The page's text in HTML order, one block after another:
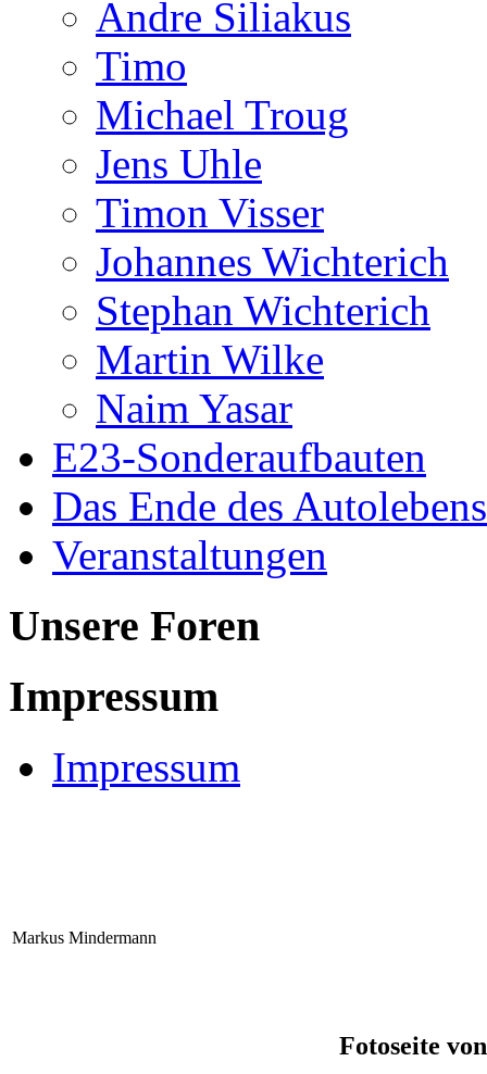
Andre Siliakus
Timo
Michael Troug
Jens Uhle
Timon Visser
Johannes Wichterich
Stephan Wichterich
Martin Wilke
Naim Yasar
E23-Sonderaufbauten
Das Ende des Autolebens
Veranstaltungen
Unsere Foren
Impressum
Impressum
Markus Mindermann
Fotoseite